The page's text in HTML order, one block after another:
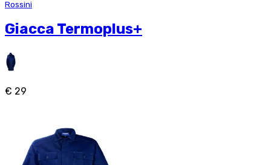
Rossini
Giacca Termoplus+
€ 29